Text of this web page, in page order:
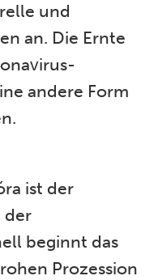
und
an. Die Ernte
andere Form
ist der
der
beginnt das
Prozession